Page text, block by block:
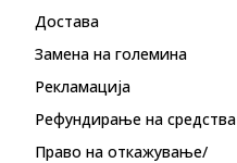
Достава
Замена на големина
Рекламациja
Рефундирање на средства
Право на откажување/